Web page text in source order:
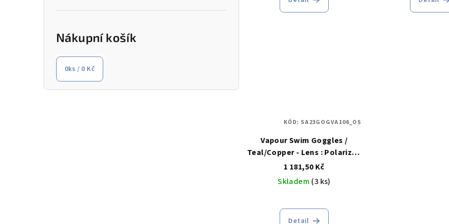
Nákupní košík
0ks / 0 Kč
Vapour Swim Goggles /
Teal/Copper - Lens : Polarized
Revo Gold
1 181,50 Kč
Skladem (3 ks)
Detail
KÓD: SA23GOGVA106_OS